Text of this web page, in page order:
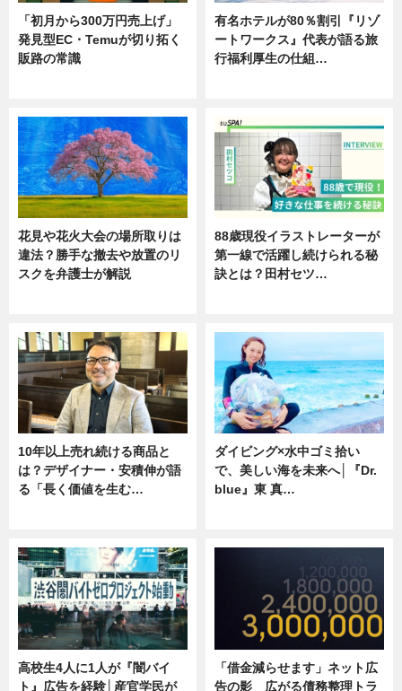
「初月から300万円売上げ」
発見型EC・Temuが切り拓く
販路の常識
有名ホテルが80％割引『リゾ
ートワークス』代表が語る旅
行福利厚生の仕組…
花見や花火大会の場所取りは
違法？勝手な撤去や放置のリ
スクを弁護士が解説
88歳現役イラストレーターが
第一線で活躍し続けられる秘
訣とは？田村セツ…
10年以上売れ続ける商品と
は？デザイナー・安積伸が語
る「長く価値を生む…
ダイビング×水中ゴミ拾い
で、美しい海を未来へ│『Dr.
blue』東 真…
高校生4人に1人が『闇バイ
ト』広告を経験│産官学民が
「借金減らせます」ネット広
告の影 広がる債務整理トラ